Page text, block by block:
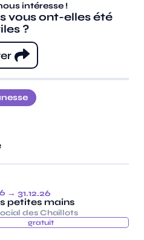
intéresse !
vous ont-elles été
?
→ 31.12.26
petites mains
des Chaillots
gratuit